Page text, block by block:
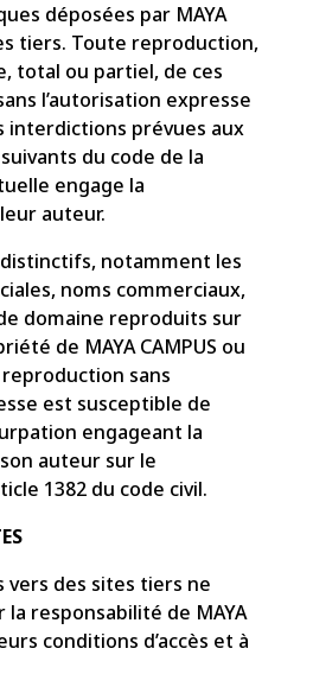
déposées par MAYA
tiers. Toute reproduction,
total ou partiel, de ces
l’autorisation expresse
interdictions prévues aux
du code de la
engage la
auteur.
notamment les
noms commerciaux,
domaine reproduits sur
de MAYA CAMPUS ou
sans
est susceptible de
engageant la
auteur sur le
1382 du code civil.
vers des sites tiers ne
responsabilité de MAYA
conditions d’accès et à